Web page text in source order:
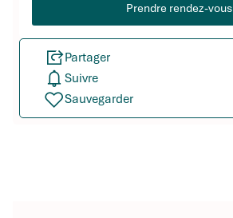
Prendre rendez-vous
Partager
Suivre
Sauvegarder